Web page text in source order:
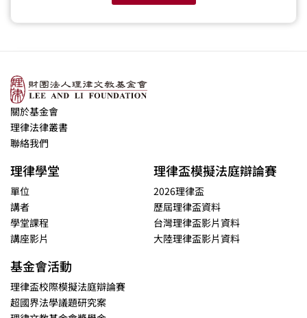
關於基金會
理律法律叢書
聯絡我們
理律學堂
單位
講者
學堂課程
講座影片
理律盃模擬法庭辯論賽
2026理律盃
歷屆理律盃資料
台灣理律盃影片資料
大陸理律盃影片資料
基金會活動
理律盃校際模擬法庭辯論賽
超國界法學議題研究案